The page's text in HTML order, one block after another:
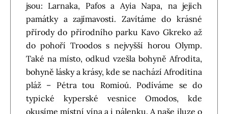
jsou: Larnaka, Pafos a Ayia Napa, na jejich
památky a zajímavosti. Zavítáme do krásné
přírody do přírodního parku Kavo Gkreko až
do pohoří Troodos s nejvyšší horou Olymp.
Také na místo, odkud vzešla bohyně Afrodita,
bohyně lásky a krásy, kde se nachází Afroditina
pláž – Pétra tou Romioú. Podíváme se do
typické kyperské vesnice Omodos, kde
okusíme místní vína a i pálenku. A naše iluze o